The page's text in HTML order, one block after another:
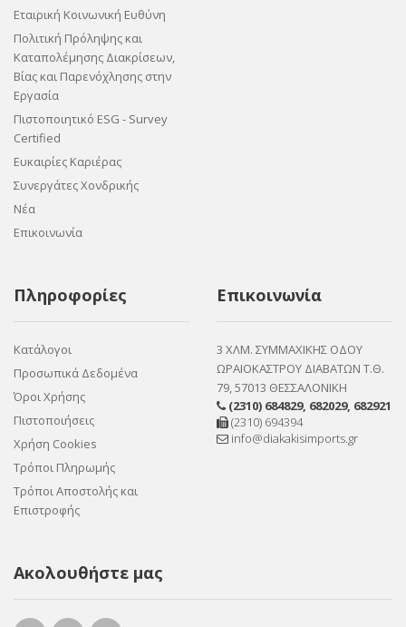
Εταιρική Κοινωνική Ευθύνη
Πολιτική Πρόληψης και
Καταπολέμησης Διακρίσεων,
Βίας και Παρενόχλησης στην
Εργασία
Πιστοποιητικό ESG - Survey
Certified
Ευκαιρίες Καριέρας
Συνεργάτες Χονδρικής
Νέα
Επικοινωνία
Πληροφορίες
Κατάλογοι
Προσωπικά Δεδομένα
Όροι Χρήσης
Πιστοποιήσεις
Χρήση Cookies
Τρόποι Πληρωμής
Τρόποι Αποστολής και
Επιστροφής
Επικοινωνία
3 ΧΛΜ. ΣΥΜΜΑΧΙΚΗΣ ΟΔΟΥ
ΩΡΑΙΟΚΑΣΤΡΟΥ ΔΙΑΒΑΤΩΝ Τ.Θ.
79, 57013 ΘΕΣΣΑΛΟΝΙΚΗ
(2310) 684829, 682029, 682921
(2310) 694394
info@diakakisimports.gr
Ακολουθήστε μας